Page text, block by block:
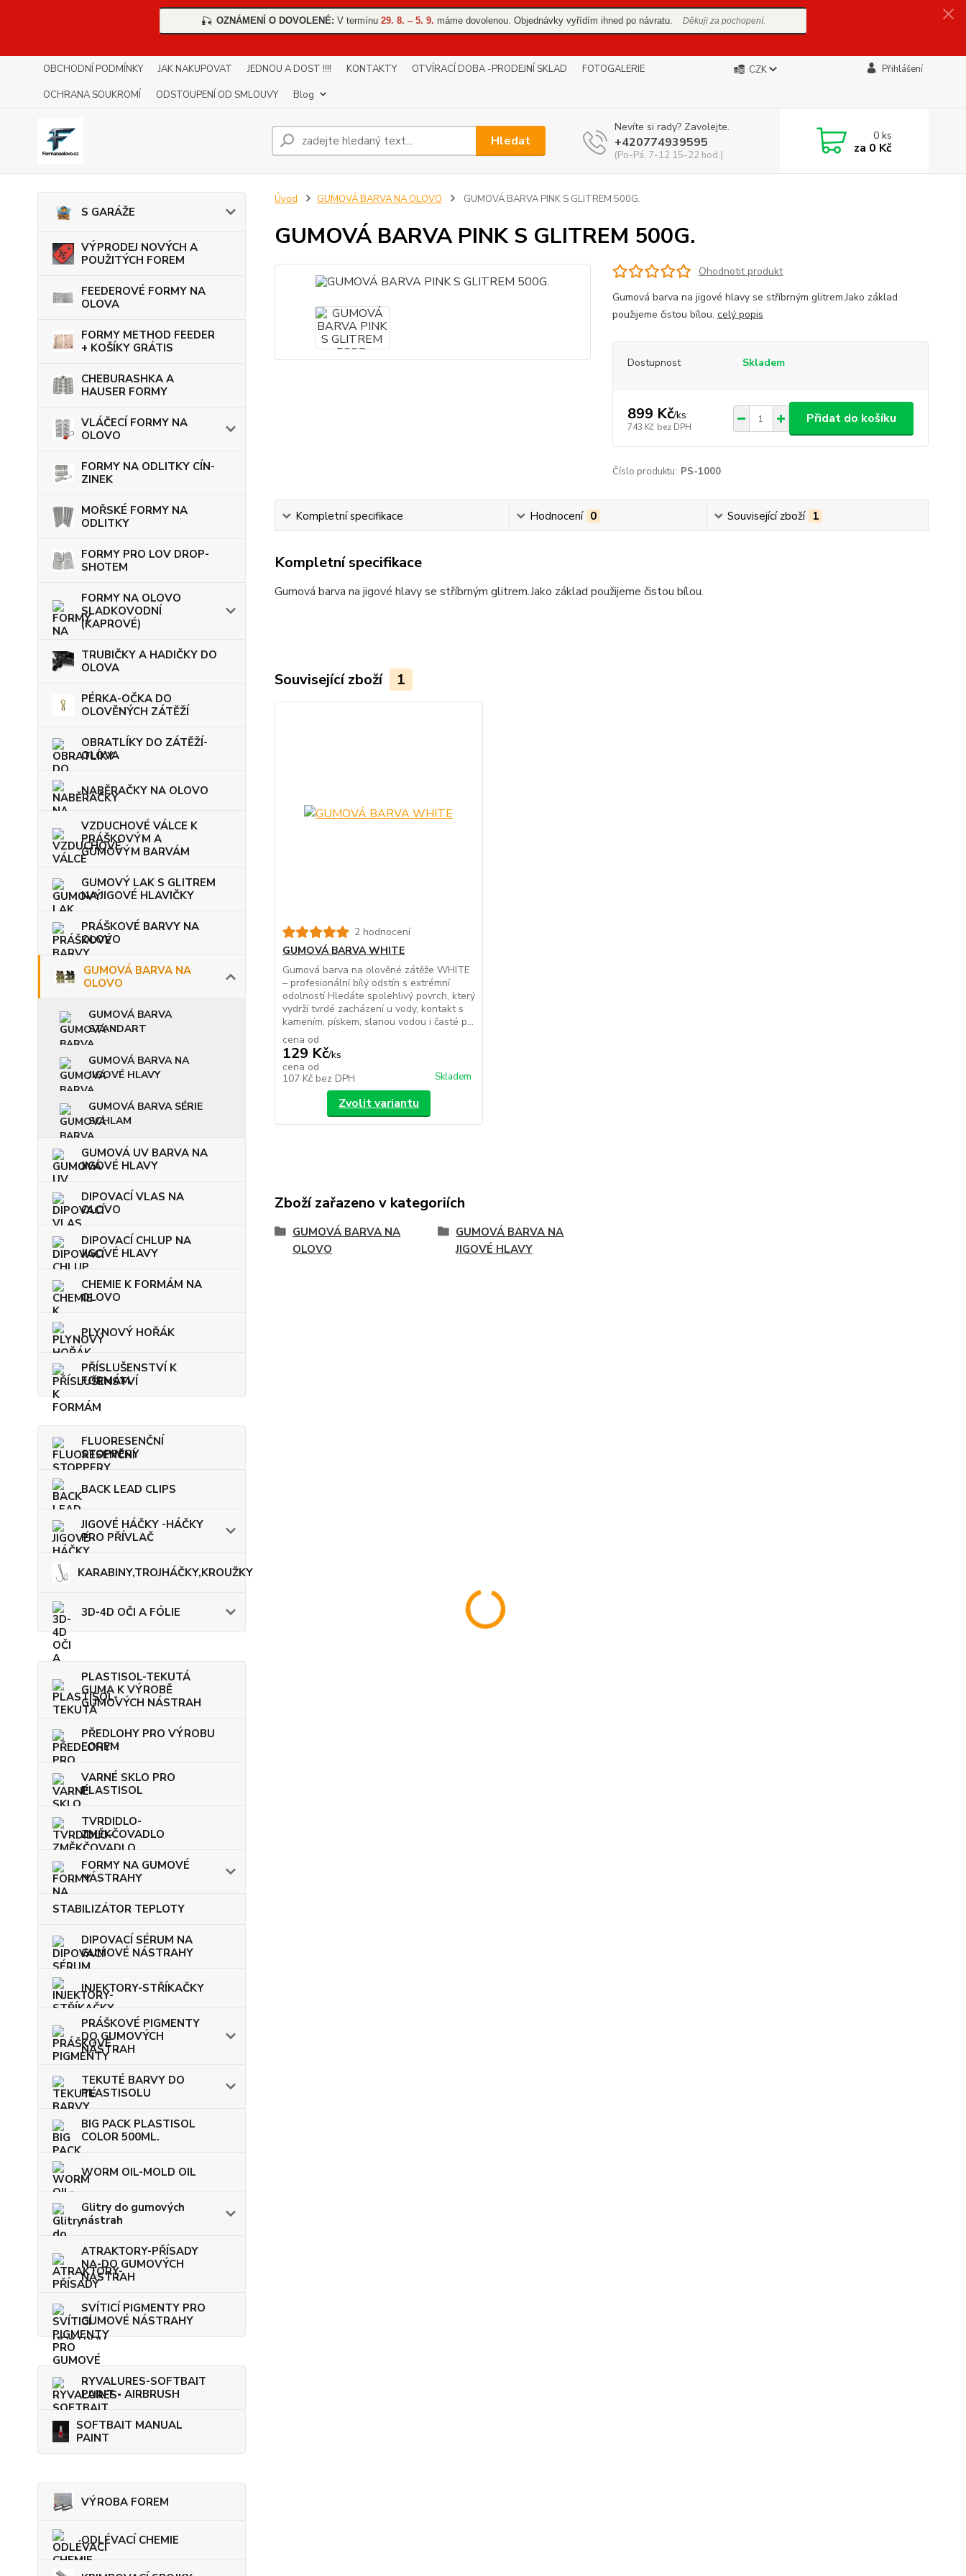
🎣 OZNÁMENÍ O DOVOLENÉ: V termínu 29. 8. – 5. 9. máme dovolenou. Objednávky vyřídím ihned po návratu. Děkuji za pochopení.
OBCHODNÍ PODMÍNKY JAK NAKUPOVAT JEDNOU A DOST !!!! KONTAKTY OTVÍRACÍ DOBA -PRODEJNÍ SKLAD
FOTOGALERIE
OCHRANA SOUKROMÍ
ODSTOUPENÍ OD SMLOUVY Blog
CZK Přihlášení
Hledat
Nevíte si rady? Zavolejte.
+420774939595
(Po-Pá, 7-12 15-22 hod.)
0ks
za 0 Kč
S GARÁŽE
VÝPRODEJ NOVÝCH A
POUŽITÝCH FOREM
FEEDEROVÉ FORMY NA
OLOVA
FORMY METHOD FEEDER
+ KOŠÍKY GRÁTIS
CHEBURASHKA A
HAUSER FORMY
VLÁČECÍ FORMY NA
OLOVO
FORMY NA ODLITKY CÍN-
ZINEK
MOŘSKÉ FORMY NA
ODLITKY
FORMY PRO LOV DROP-
SHOTEM
FORMY NA OLOVO
SLADKOVODNÍ
(KAPROVÉ)
TRUBIČKY A HADIČKY DO
OLOVA
PÉRKA-OČKA DO
OLOVĚNÝCH ZÁTĚŽÍ
OBRATLÍKY DO ZÁTĚŽÍ-
OLOVA
NABĚRAČKY NA OLOVO
VZDUCHOVÉ VÁLCE K
PRÁŠKOVÝM A
GUMOVÝM BARVÁM
GUMOVÝ LAK S GLITREM
NA JIGOVÉ HLAVIČKY
PRÁŠKOVÉ BARVY NA
OLOVO
GUMOVÁ BARVA NA
OLOVO
GUMOVÁ BARVA
STANDART
GUMOVÁ BARVA NA
JIGOVÉ HLAVY
GUMOVÁ BARVA SÉRIE
SCHLAM
GUMOVÁ UV BARVA NA
JIGOVÉ HLAVY
DIPOVACÍ VLAS NA
OLOVO
DIPOVACÍ CHLUP NA
JIGOVÉ HLAVY
CHEMIE K FORMÁM NA
OLOVO
PLYNOVÝ HOŘÁK
PŘÍSLUŠENSTVÍ K
FORMÁM
FLUORESENČNÍ
STOPPERY
BACK LEAD CLIPS
JIGOVÉ HÁČKY -HÁČKY
PRO PŘÍVLAČ
KARABINY,TROJHÁČKY,KROUŽKY
3D-4D OČI A FÓLIE
PLASTISOL-TEKUTÁ
GUMA K VÝROBĚ
GUMOVÝCH NÁSTRAH
PŘEDLOHY PRO VÝROBU
FOREM
VARNÉ SKLO PRO
PLASTISOL
TVRDIDLO-
ZMĚKČOVADLO
FORMY NA GUMOVÉ
NÁSTRAHY
STABILIZÁTOR TEPLOTY
DIPOVACÍ SÉRUM NA
GUMOVÉ NÁSTRAHY
INJEKTORY-STŘÍKAČKY
PRÁŠKOVÉ PIGMENTY
DO GUMOVÝCH
NÁSTRAH
TEKUTÉ BARVY DO
PLASTISOLU
BIG PACK PLASTISOL
COLOR 500ML.
WORM OIL-MOLD OIL
Glitry do gumových
nástrah
ATRAKTORY-PŘÍSADY
NA-DO GUMOVÝCH
NÁSTRAH
SVÍTICÍ PIGMENTY PRO
GUMOVÉ NÁSTRAHY
RYVALURES-SOFTBAIT
PAINT - AIRBRUSH
SOFTBAIT MANUAL
PAINT
VÝROBA FOREM
ODLÉVACÍ CHEMIE
Úvod GUMOVÁ BARVA NA OLOVO GUMOVÁ BARVA PINK S GLITREM 500G.
GUMOVÁ BARVA PINK S GLITREM 500G.
Ohodnotit produkt
Gumová barva na jigové hlavy se stříbrným glitrem.Jako základ
použijeme čistou bílou. celý popis
Dostupnost Skladem
899 Kč/ks
743 Kč bez DPH
Přidat do košíku
Číslo produktu: PS-1000
Kompletní specifikace Hodnocení 0 Související zboží 1
Kompletní specifikace
Gumová barva na jigové hlavy se stříbrným glitrem.Jako základ použijeme čistou bílou.
Související zboží 1
2 hodnocení
GUMOVÁ BARVA WHITE
Gumová barva na olověné zátěže WHITE
– profesionální bílý odstín s extrémní
odolností Hledáte spolehlivý povrch, který
vydrží tvrdé zacházení u vody, kontakt s
kamením, pískem, slanou vodou i časté p...
cena od
129 Kč/ks
cena od
107 Kč bez DPH Skladem
Zvolit variantu
Zboží zařazeno v kategoriích
GUMOVÁ BARVA NA
OLOVO
GUMOVÁ BARVA NA
JIGOVÉ HLAVY